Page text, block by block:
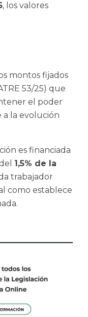
, los valores
montos fijados
53/25) que
el poder
la evolución
es financiada
1,5% de la
trabajador
como establece